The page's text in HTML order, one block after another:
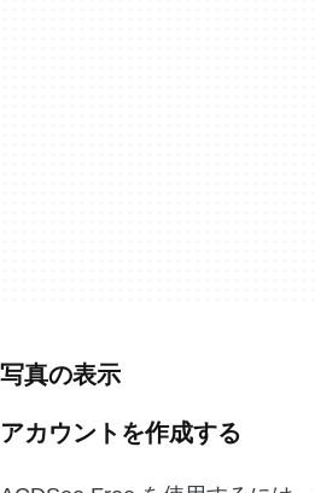
写真の表示
アカウントを作成する